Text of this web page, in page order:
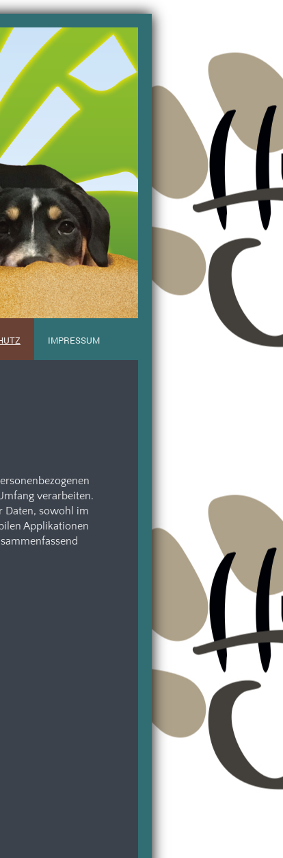
IMPRESSUM
verarbeiten.
Daten, sowohl im
Applikationen